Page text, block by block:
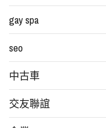
gay spa
seo
中古車
交友聯誼